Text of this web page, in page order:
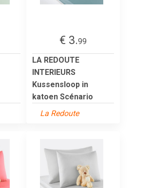
€ 3.99
LA REDOUTE
INTERIEURS
Kussensloop in
katoen Scénario
La Redoute